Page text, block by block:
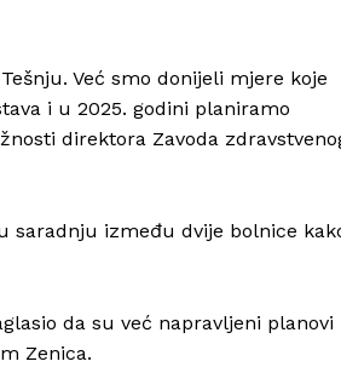
Već smo donijeli mjere koje
i u 2025. godini planiramo
direktora Zavoda
saradnju između dvije bolnice
da su već napravljeni planovi
Zenica.